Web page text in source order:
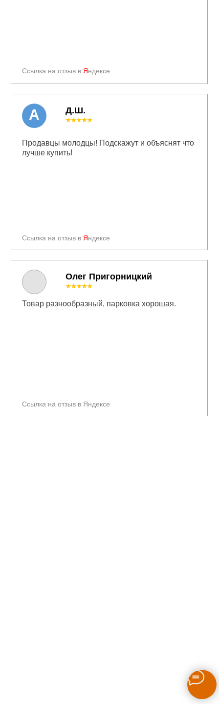
Олег Пригорницкий
Ссылка на отзыв в Яндексе
Д.Ш.
Ссылка на отзыв в Яндексе
★★★★★
Продавцы молодцы! Подскажут и объяснят что
лучше купить!
А
Ссылка на отзыв в Яндексе
★★★★★
Товар разнообразный, парковка хорошая.